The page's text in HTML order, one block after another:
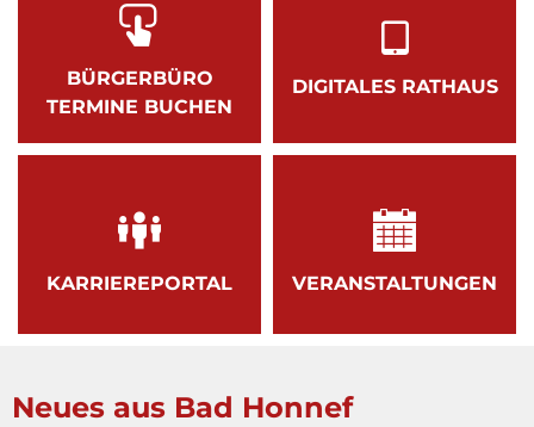
BÜRGERBÜRO
TERMINE BUCHEN
DIGITALES RATHAUS
KARRIEREPORTAL VERANSTALTUNGEN
Neues aus Bad Honnef